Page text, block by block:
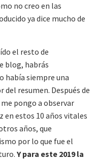
no creo en las
ya dice mucho de
el resto de
blog, habrás
había siempre una
resumen. Después de
pongo a observar
en estos 10 años vitales
años, que
por lo que fue el
Y para este 2019 la